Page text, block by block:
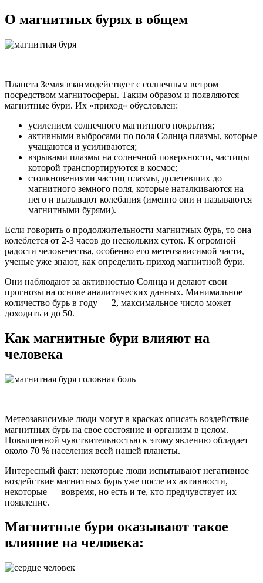
О магнитных бурях в общем
Планета Земля взаимодействует с солнечным ветром
посредством магнитосферы. Таким образом и появляются
магнитные бури. Их «приход» обусловлен:
усилением солнечного магнитного покрытия;
активными выбросами по поля Солнца плазмы, которые
учащаются и усиливаются;
взрывами плазмы на солнечной поверхности, частицы
которой транспортируются в космос;
столкновениями частиц плазмы, долетевших до
магнитного земного поля, которые наталкиваются на
него и вызывают колебания (именно они и называются
магнитными бурями).
Если говорить о продолжительности магнитных бурь, то она
колеблется от 2-3 часов до нескольких суток. К огромной
радости человечества, особенно его метеозависимой части,
ученые уже знают, как определить приход магнитной бури.
Они наблюдают за активностью Солнца и делают свои
прогнозы на основе аналитических данных. Минимальное
количество бурь в году — 2, максимальное число может
доходить и до 50.
Как магнитные бури влияют на
человека
Метеозависимые люди могут в красках описать воздействие
магнитных бурь на свое состояние и организм в целом.
Повышенной чувствительностью к этому явлению обладает
около 70 % населения всей нашей планеты.
Интересный факт: некоторые люди испытывают негативное
воздействие магнитных бурь уже после их активности,
некоторые — вовремя, но есть и те, кто предчувствует их
появление.
Магнитные бури оказывают такое
влияние на человека: